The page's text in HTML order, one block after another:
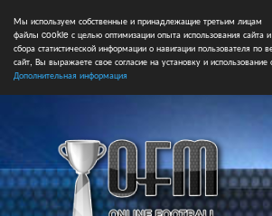
Мы используем собственные и принадлежащие третьим лицам
файлы cookie с целью оптимизации опыта использования сайта и
сбора статистической информации о навигации пользователя по
сайт, Вы выражаете свое согласие на установку и
Дополнительная информация
Главная Форум Турниры Сборные